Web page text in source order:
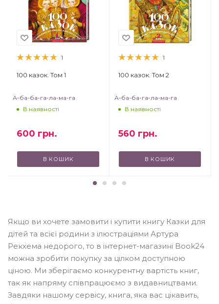
1
100 казок. Том 1
А-ба-ба-га-ла-ма-га
В наявності
600 грн.
В КОШИК
1
100 казок. Том 2
А-ба-ба-га-ла-ма-га
В наявності
560 грн.
В КОШИК
Якщо ви хочете замовити і купити книгу Казки для
дітей та всієї родини з ілюстраціями Артура
Рекхема недорого, то в інтернет-магазині Book24
можна зробити покупку за цілком доступною
ціною. Ми зберігаємо конкурентну вартість книг,
так як напряму співпрацюємо з видавництвами.
Завдяки нашому сервісу, книга, яка вас цікавить,